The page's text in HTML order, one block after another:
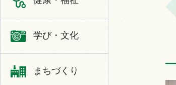
学び・文化
まちづくり